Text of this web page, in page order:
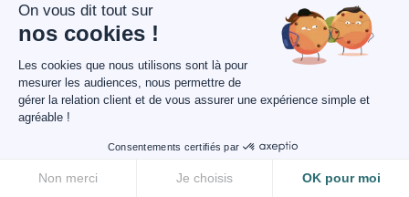
CHARLES CHRISTORY, CEO
Je souhaitais retravailler l'ensemble de nos
avantages sociaux et proposer à nos
salariés une solution avantageuse et facile
On vous dit tout sur
nos cookies !
Les cookies que nous utilisons sont là pour
mesurer les audiences, nous permettre de
gérer la relation client et de vous assurer une expérience simple et
agréable !
Consentements certifiés par
Non merci Je choisis OK pour moi